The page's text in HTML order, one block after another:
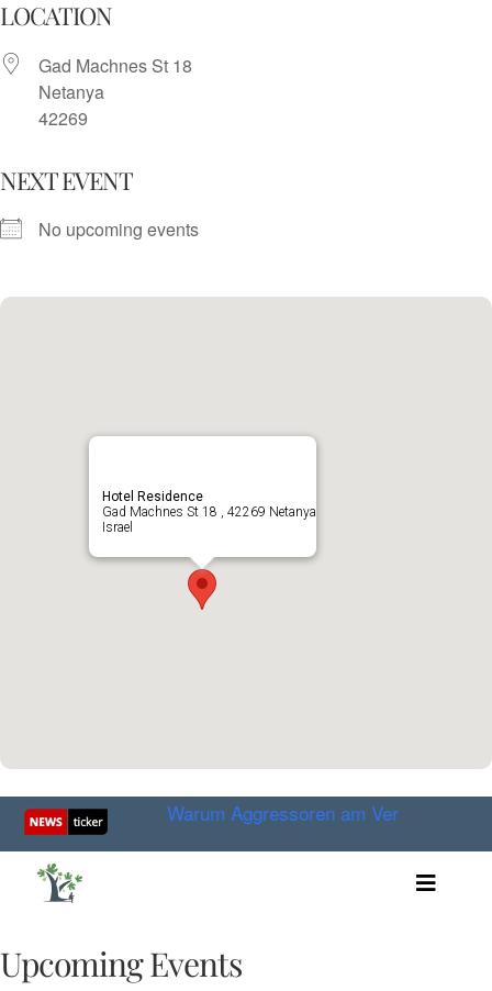
Skip
content
LOCATION
Gad Machnes St 18
Netanya
42269
NEXT EVENT
No upcoming events
Hotel Residence
Gad Machnes St 18 , 42269 Netanya
Israel
2025 Warum Aggressoren am
Audio
Upcoming Events